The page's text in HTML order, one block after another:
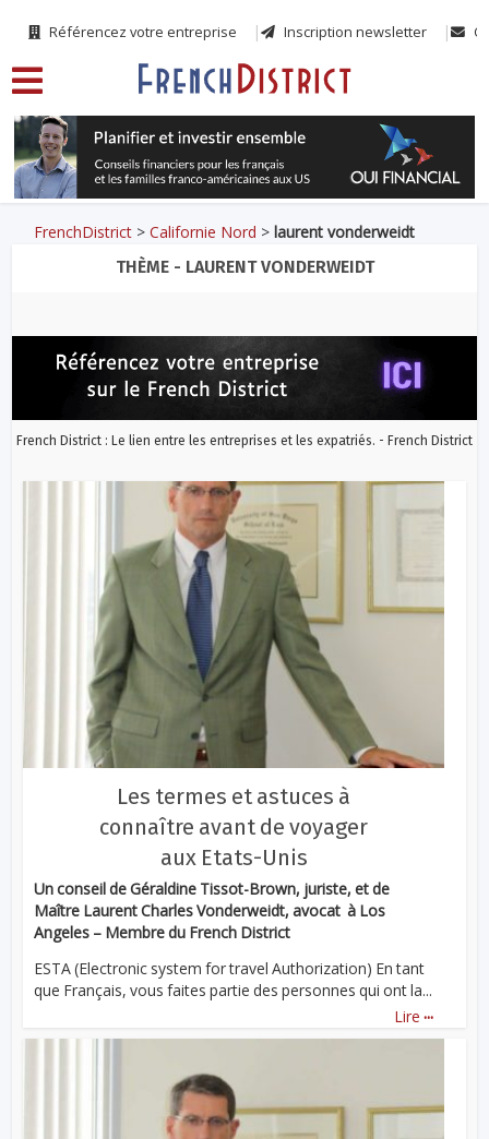
Référencez votre entreprise Inscription newsletter
FrenchDistrict >Californie Nord >laurent vonderweidt
THÈME - LAURENT VONDERWEIDT
French District : Le lien entre les entreprises et les expatriés. - French District
Les termes et astuces à
connaître avant de voyager
aux Etats-Unis
Un conseil de Géraldine Tissot-Brown, juriste, et de
Maître Laurent Charles Vonderweidt, avocat à Los
Angeles – Membre du French District
ESTA (Electronic system for travel Authorization) En tant
que Français, vous faites partie des personnes qui ont la...
Lire ...